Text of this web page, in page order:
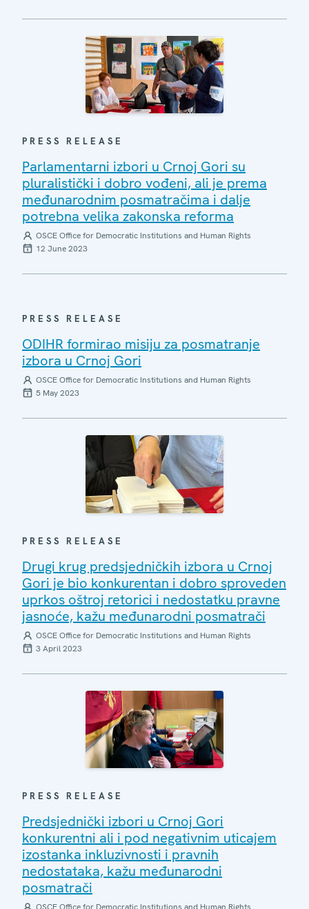
PRESS RELEASE
Parlamentarni izbori u Crnoj Gori su
pluralistički i dobro vođeni, ali je prema
međunarodnim posmatračima i dalje
potrebna velika zakonska reforma
OSCE Office for Democratic Institutions and Human Rights
12 June 2023
PRESS RELEASE
ODIHR formirao misiju za posmatranje
izbora u Crnoj Gori
OSCE Office for Democratic Institutions and Human Rights
5 May 2023
PRESS RELEASE
Drugi krug predsjedničkih izbora u Crnoj
Gori je bio konkurentan i dobro sproveden
uprkos oštroj retorici i nedostatku pravne
jasnoće, kažu međunarodni posmatrači
OSCE Office for Democratic Institutions and Human Rights
3 April 2023
PRESS RELEASE
Predsjednički izbori u Crnoj Gori
konkurentni ali i pod negativnim uticajem
izostanka inkluzivnosti i pravnih
nedostataka, kažu međunarodni
posmatrači